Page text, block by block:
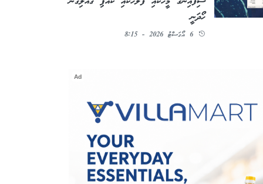
ހޯދަނީ
6 އޯގަސްޓު 2026 - 8:15
Ad